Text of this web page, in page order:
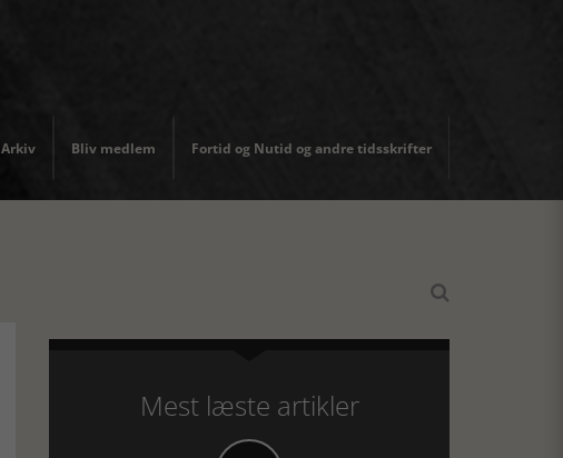
Arkiv Bliv medlem Fortid og Nutid og andre tidsskrifter

Mest læste artikler